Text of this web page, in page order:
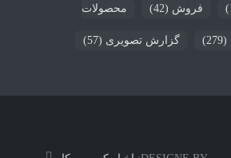
فروش (42) محصولات
(279) گزارش تصویری (57)